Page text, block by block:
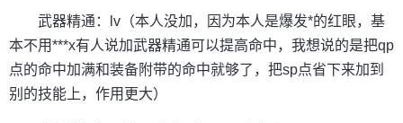
武器精通：lv（本人没加，因为本人是爆发*的红眼，基
本不用***x有人说加武器精通可以提高命中，我想说的是把qp
点的命中加满和装备附带的命中就够了，把sp点省下来加到
别的技能上，作用更大）